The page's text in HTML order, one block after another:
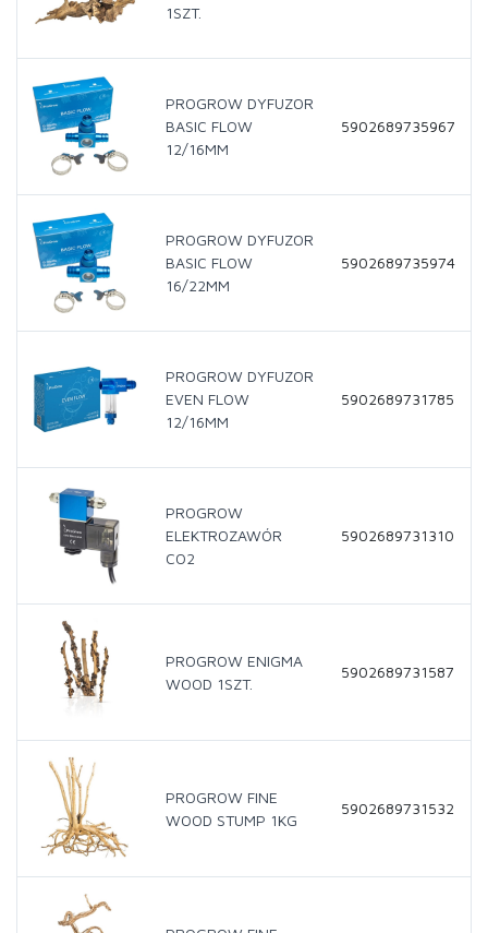
1SZT.
PROGROW DYFUZOR
BASIC FLOW
12/16MM
5902689735967
PROGROW DYFUZOR
BASIC FLOW
16/22MM
5902689735974
PROGROW DYFUZOR
EVEN FLOW
12/16MM
5902689731785
PROGROW
ELEKTROZAWÓR
CO2
5902689731310
PROGROW ENIGMA
WOOD 1SZT.
5902689731587
PROGROW FINE
WOOD STUMP 1KG
5902689731532